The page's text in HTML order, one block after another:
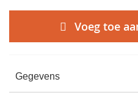
Voeg toe
Gegevens